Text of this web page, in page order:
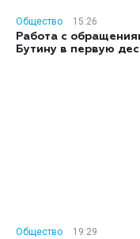
Общество
15:26
Работа с
Бутину в первую
Общество
19:29